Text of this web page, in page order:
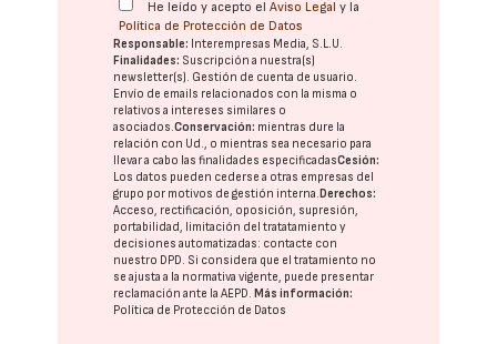
He leído y acepto elAviso Legal y la
Política de Protección de Datos
Responsable: Interempresas Media, S.L.U.
Finalidades: Suscripción a nuestra(s)
newsletter(s). Gestión de cuenta de usuario.
Envío de emails relacionados con la misma o
relativos a intereses similares o
asociados.Conservación: mientras dure la
relación con Ud., o mientras sea necesario para
llevar a cabo las finalidades especificadasCesión:
Los datos pueden cederse a otras empresas del
grupo por motivos de gestión interna. Derechos:
Acceso, rectificación, oposición, supresión,
portabilidad, limitación del tratatamiento y
decisiones automatizadas: contacte con
nuestro DPD. Si considera que el tratamiento no
se ajusta a la normativa vigente, puede presentar
reclamación ante laAEPD. Más información:
Política de Protección de Datos